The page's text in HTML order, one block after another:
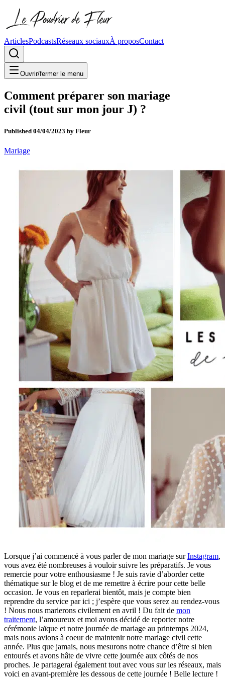
ArticlesPodcastsRéseaux sociauxÀ proposContact
Ouvrir/fermer le menu
Comment préparer son mariage
civil (tout sur mon jour J) ?
Published 04/04/2023 by Fleur
Mariage
Lorsque j’ai commencé à vous parler de mon mariage surInstagram,
vous avez été nombreuses à vouloir suivre les préparatifs. Je vous
remercie pour votre enthousiasme ! Je suis ravie d’aborder cette
thématique sur le blog et de me remettre à écrire pour cette belle
occasion. Je vous en reparlerai bientôt, mais je compte bien
reprendre du service par ici ; j’espère que vous serez au rendez-vous
! Nous nous marierons civilement en avril ! Du fait de mon
traitement, l’amoureux et moi avons décidé de reporter notre
cérémonie laïque et notre journée de mariage au printemps 2024,
mais nous avions à coeur de maintenir notre mariage civil cette
année. Plus que jamais, nous mesurons notre chance d’être si bien
entourés et avons hâte de vivre cette journée aux côtés de nos
proches. Je partagerai également tout avec vous sur les réseaux, mais
voici en avant-première les dessous de cette journée ! Belle lecture !